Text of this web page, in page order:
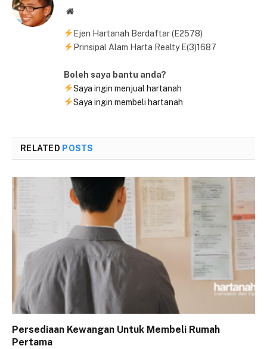
Website
Ejen Hartanah Berdaftar (E2578)
Prinsipal Alam Harta Realty E(3)1687
Boleh saya bantu anda?
Saya ingin menjual hartanah
Saya ingin membeli hartanah
RELATED POSTS
Persediaan Kewangan Untuk Membeli Rumah
Pertama